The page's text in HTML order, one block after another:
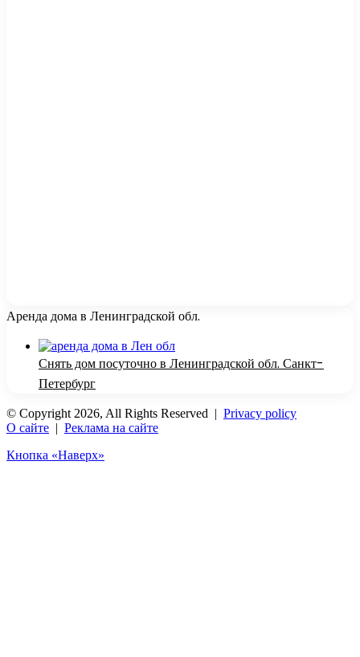
Аренда дома в Ленинградской обл.
Снять дом посуточно в Ленинградской обл. Санкт-
Петербург
© Copyright 2026, All Rights Reserved | Privacy policy
О сайте | Реклама на сайте
Кнопка «Наверх»